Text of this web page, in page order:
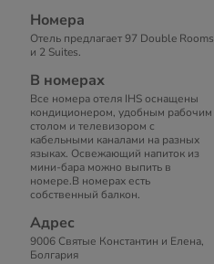
Номера
Отель предлагает 97 Double Rooms
и 2 Suites.
В номерах
Все номера отеля IHS оснащены
кондиционером, удобным рабочим
столом и телевизором с
кабельными каналами на разных
языках. Освежающий напиток из
мини-бара можно выпить в
номере.В номерах есть
собственный балкон.
Адрес
9006 Святые Константин и Елена,
Болгария